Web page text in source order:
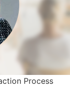
Process